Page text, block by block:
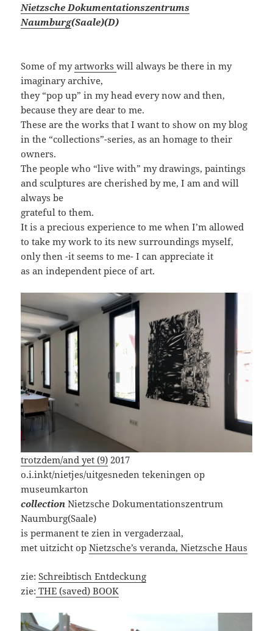
Nietzsche Dokumentationszentrums
Naumburg(Saale)(D)
Some of myartworkswill always be there in my
imaginary archive,
they “pop up” in my head every now and then,
because they are dear to me.
These are the works that I want to show on my blog
in the “collections”-series, as an homage to their
owners.
The people who “live with” my drawings, paintings
and sculptures are cherished by me, I am and will
always be
grateful to them.
It is a precious experience to me when I’m allowed
to take my work to its new surroundings myself,
only then -it seems to me- I can appreciate it
as an independent piece of art.
trotzdem/and yet (9) 2017
o.i.inkt/nietjes/uitgesneden tekeningen op
museumkarton
collection Nietzsche Dokumentationszentrum
Naumburg(Saale)
is permanent te zien in vergaderzaal,
met uitzicht opNietzsche’s veranda, Nietzsche Haus
zie:Schreibtisch Entdeckung
zie: THE (saved) BOOK